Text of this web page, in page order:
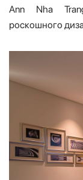
Ann Nha
роскошного